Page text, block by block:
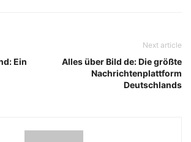
Ein
Next article
Alles über Bild de: Die größte
Nachrichtenplattform
Deutschlands